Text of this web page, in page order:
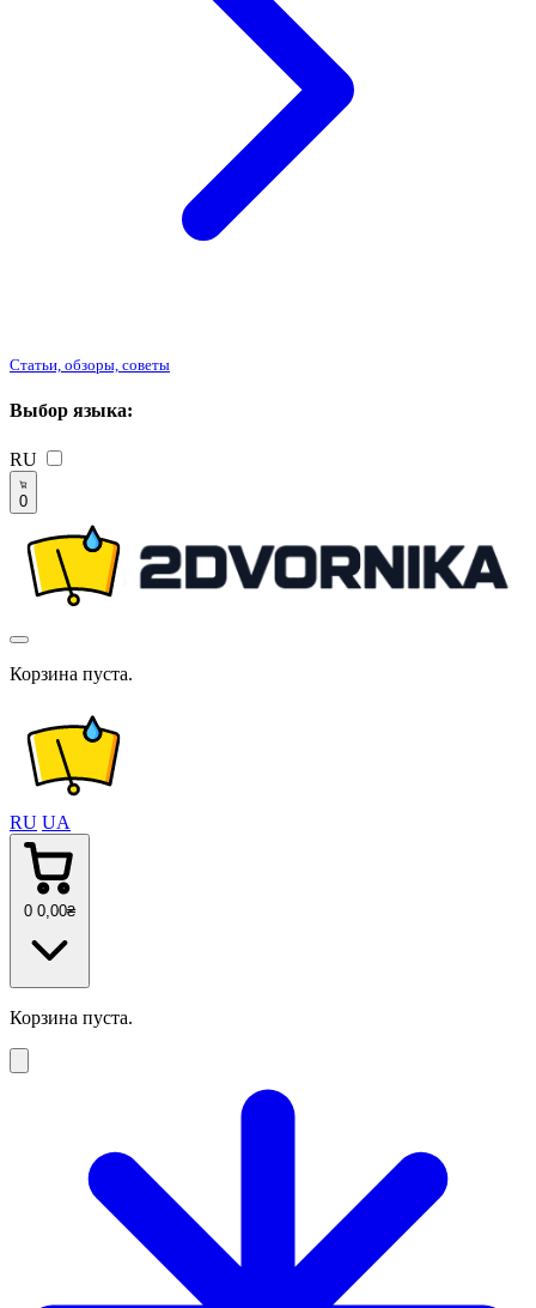
Статьи, обзоры, советы
Выбор языка:
RU
0
Корзина пуста.
RU UA
0 0 ,00₴
Корзина пуста.